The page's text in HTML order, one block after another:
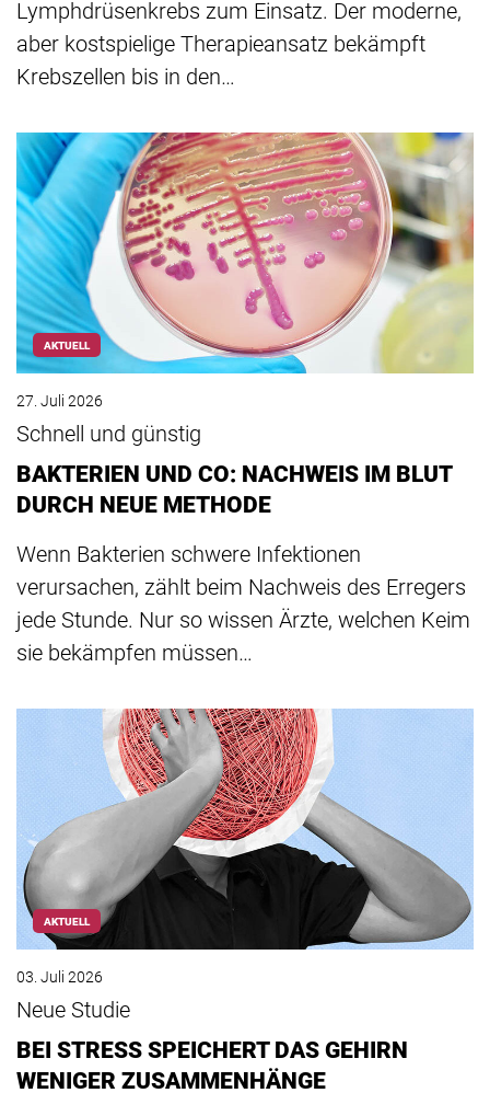
Lymphdrüsenkrebs zum Einsatz. Der moderne,
aber kostspielige Therapieansatz bekämpft
Krebszellen bis in den…
AKTUELL
27. Juli 2026
Schnell und günstig
BAKTERIEN UND CO: NACHWEIS IM BLUT
DURCH NEUE METHODE
Wenn Bakterien schwere Infektionen
verursachen, zählt beim Nachweis des Erregers
jede Stunde. Nur so wissen Ärzte, welchen Keim
sie bekämpfen müssen…
AKTUELL
03. Juli 2026
Neue Studie
BEI STRESS SPEICHERT DAS GEHIRN
WENIGER ZUSAMMENHÄNGE